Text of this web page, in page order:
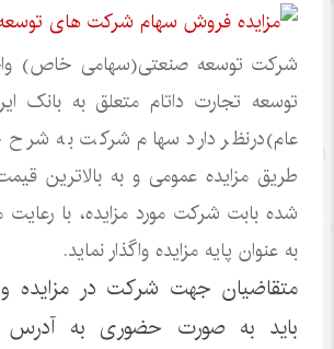
شرکت توسعه صنعتی(سهامی خاص)
توسعه تجارت داتام متعلق به بانک
عام)درنظر دارد سهام شرکت به شرح
طریق مزایده عمومی و به بالاترین
شده بابت شرکت مورد مزایده، با
به عنوان پایه مزایده واگذار نماید.
متقاضیان جهت شرکت در مزایده و
باید به صورت حضوری به